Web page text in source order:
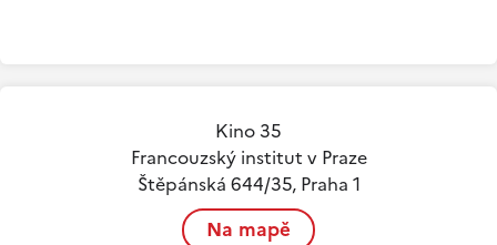
Kino 35
Francouzský institut v Praze
Štěpánská 644/35, Praha 1
Na mapě